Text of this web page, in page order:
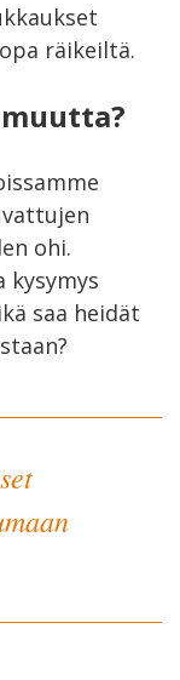
räikeiltä.
ohi.
kysymys
saa heidät